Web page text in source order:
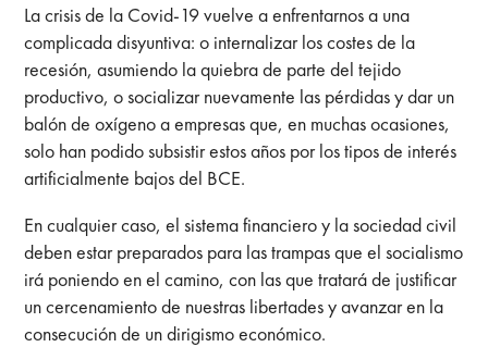
La crisis de la Covid-19 vuelve a enfrentarnos a una
complicada disyuntiva: o internalizar los costes de la
recesión, asumiendo la quiebra de parte del tejido
productivo, o socializar nuevamente las pérdidas y dar un
balón de oxígeno a empresas que, en muchas ocasiones,
solo han podido subsistir estos años por los tipos de interés
artificialmente bajos del BCE.
En cualquier caso, el sistema financiero y la sociedad civil
deben estar preparados para las trampas que el socialismo
irá poniendo en el camino, con las que tratará de justificar
un cercenamiento de nuestras libertades y avanzar en la
consecución de un dirigismo económico.